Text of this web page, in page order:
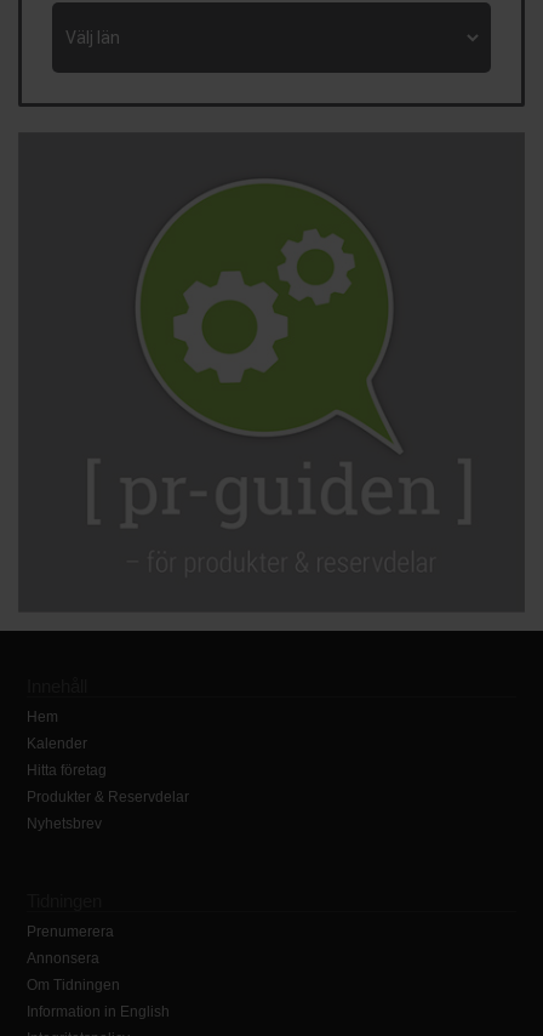
Hem
Kalender
Hitta företag
Produkter & Reservdelar
Nyhetsbrev
Prenumerera
Annonsera
Om Tidningen
Information in English